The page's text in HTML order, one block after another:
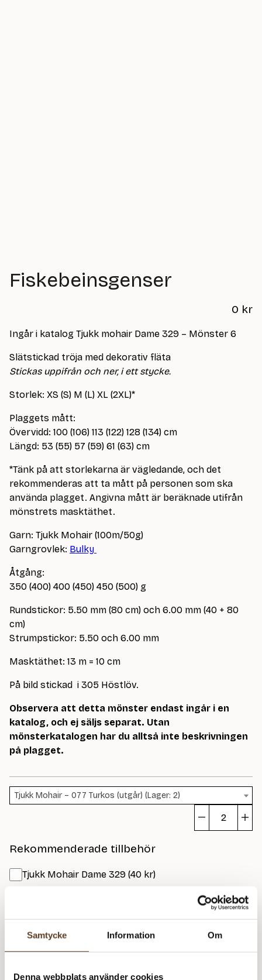
Samtycke Information Om
Denna webbplats använder cookies
Fiskebeinsgenser
0 kr
Ingår i katalog Tjukk mohair Dame 329 – Mönster 6
Slätstickad tröja med dekorativ fläta
Stickas uppifrån och ner, i ett stycke.
Storlek: XS (S) M (L) XL (2XL)*
Plaggets mått:
Övervidd: 100 (106) 113 (122) 128 (134) cm
Längd: 53 (55) 57 (59) 61 (63) cm
*Tänk på att storlekarna är vägledande, och det
rekommenderas att ta mått på personen som ska
använda plagget. Angivna mått är beräknade utifrån
mönstrets masktäthet.
Garn: Tjukk Mohair (100m/50g)
Garngrovlek: Bulky
Åtgång:
350 (400) 400 (450) 450 (500) g
Rundstickor: 5.50 mm (80 cm) och 6.00 mm (40 + 80
cm)
Strumpstickor: 5.50 och 6.00 mm
Masktäthet: 13 m = 10 cm
På bild stickad i 305 Höstlöv.
Observera att detta mönster endast ingår i en
katalog, och ej säljs separat. Utan
mönsterkatalogen har du alltså inte beskrivningen
på plagget.
Tjukk Mohair – 077 Turkos (utgår) (Lager: 2)
Rekommenderade tillbehör
Tjukk Mohair Dame 329 (40 kr)
Addi Classic Rundstickor – 5.50 mm, 80 cm (119 kr)
Addi Classic Rundstickor – 6.00 mm, 40 cm (119 kr)
Addi Classic Rundstickor – 6.00 mm, 80 cm (119 kr)